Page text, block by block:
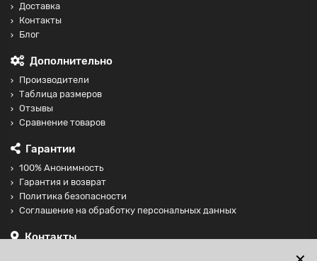
Доставка
Контакты
Блог
Дополнительно
Производители
Таблица размеров
Отзывы
Сравнение товаров
Гарантии
100% Анонимность
Гарантия и возврат
Политика безопасности
Соглашение на обработку персональных данных
Контакты